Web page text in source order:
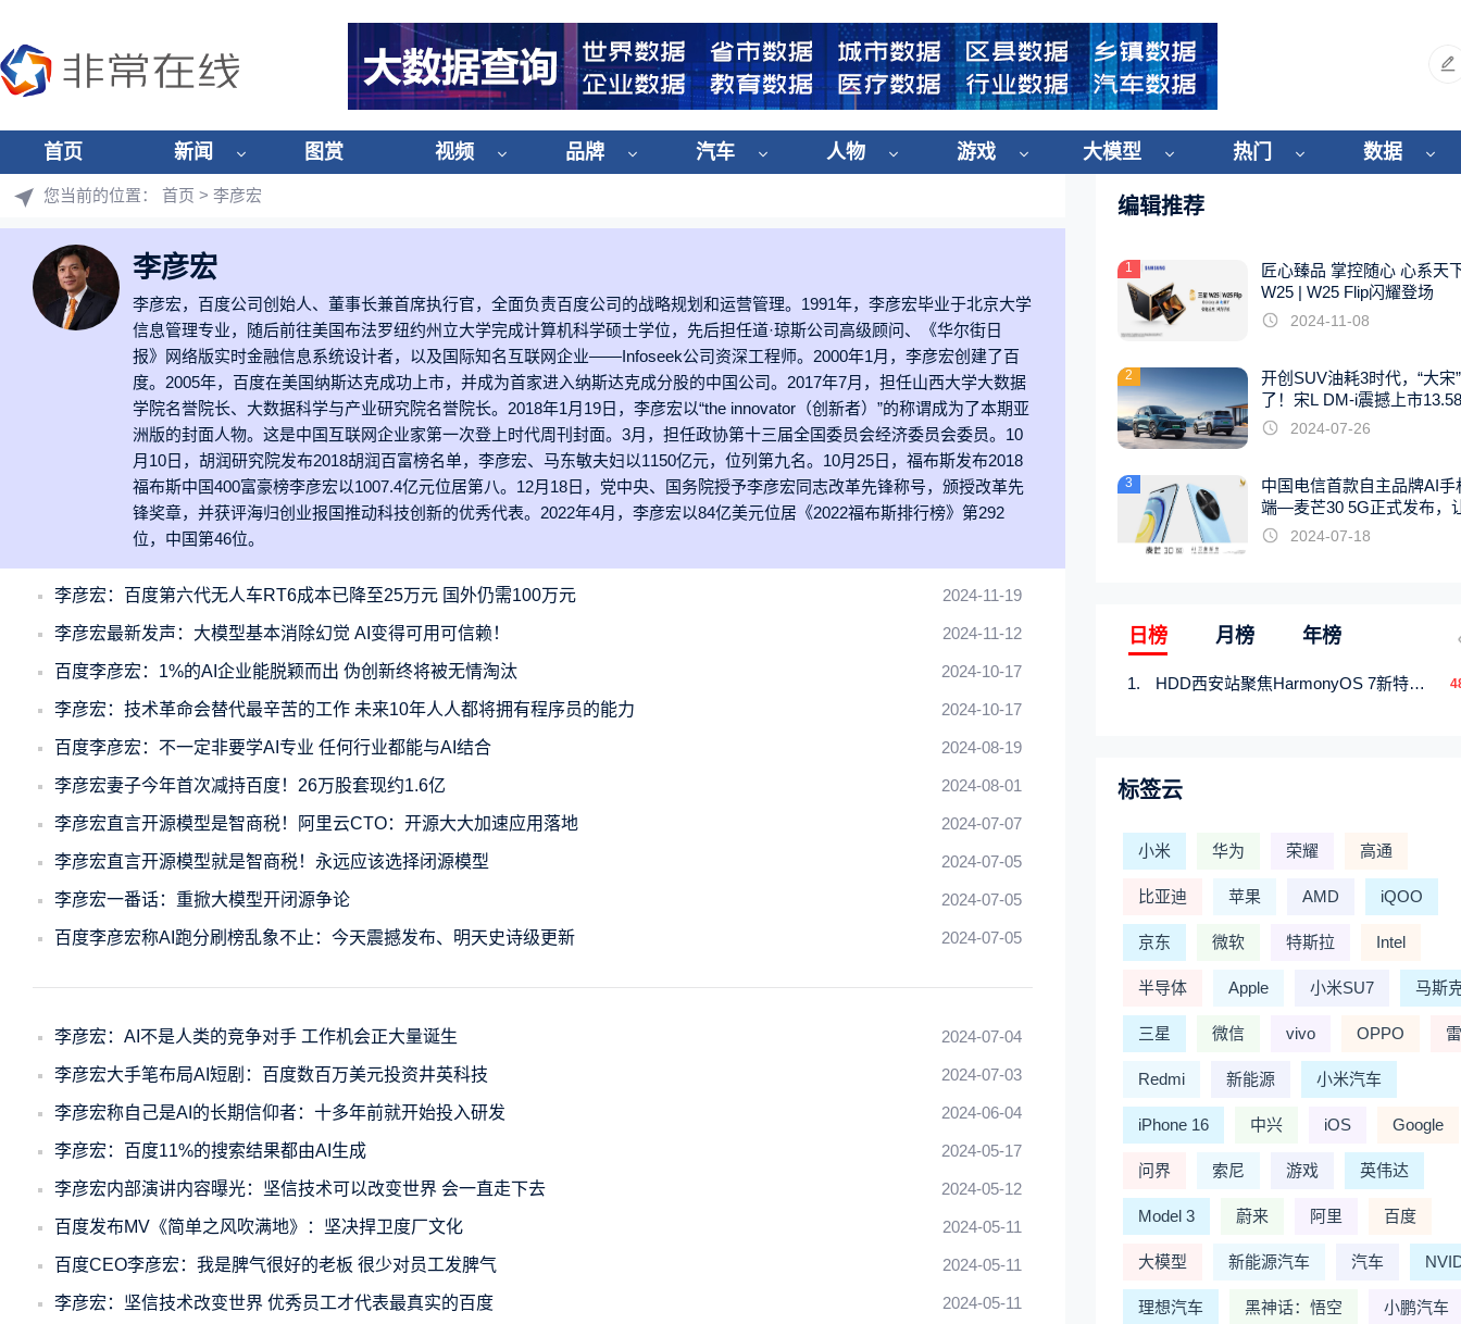
首页 新闻 图赏 视频 品牌 汽车 人物 游戏 大模型 热门 数据
您当前的位置： 首页 > 李彦宏
李彦宏
李彦宏，百度公司创始人、董事长兼首席执行官，全面负责百度公司的战略规划和运营管理。1991年，李彦宏毕业于北京大学
信息管理专业，随后前往美国布法罗纽约州立大学完成计算机科学硕士学位，先后担任道·琼斯公司高级顾问、《华尔街日
报》网络版实时金融信息系统设计者，以及国际知名互联网企业——Infoseek公司资深工程师。2000年1月，李彦宏创建了百
度。2005年，百度在美国纳斯达克成功上市，并成为首家进入纳斯达克成分股的中国公司。2017年7月，担任山西大学大数据
学院名誉院长、大数据科学与产业研究院名誉院长。2018年1月19日，李彦宏以“the innovator（创新者）”的称谓成为了本期亚
洲版的封面人物。这是中国互联网企业家第一次登上时代周刊封面。3月，担任政协第十三届全国委员会经济委员会委员。10
月10日，胡润研究院发布2018胡润百富榜名单，李彦宏、马东敏夫妇以1150亿元，位列第九名。10月25日，福布斯发布2018
福布斯中国400富豪榜李彦宏以1007.4亿元位居第八。12月18日，党中央、国务院授予李彦宏同志改革先锋称号，颁授改革先
锋奖章，并获评海归创业报国推动科技创新的优秀代表。2022年4月，李彦宏以84亿美元位居《2022福布斯排行榜》第292
位，中国第46位。
2024-11-19
李彦宏：百度第六代无人车RT6成本已降至25万元 国外仍需100万元
2024-11-12
李彦宏最新发声：大模型基本消除幻觉 AI变得可用可信赖！
2024-10-17
百度李彦宏：1%的AI企业能脱颖而出 伪创新终将被无情淘汰
2024-10-17
李彦宏：技术革命会替代最辛苦的工作 未来10年人人都将拥有程序员的能力
2024-08-19
百度李彦宏：不一定非要学AI专业 任何行业都能与AI结合
2024-08-01
李彦宏妻子今年首次减持百度！26万股套现约1.6亿
2024-07-07
李彦宏直言开源模型是智商税！阿里云CTO：开源大大加速应用落地
2024-07-05
李彦宏直言开源模型就是智商税！永远应该选择闭源模型
2024-07-05
李彦宏一番话：重掀大模型开闭源争论
2024-07-05
百度李彦宏称AI跑分刷榜乱象不止：今天震撼发布、明天史诗级更新
2024-07-04
李彦宏：AI不是人类的竞争对手 工作机会正大量诞生
2024-07-03
李彦宏大手笔布局AI短剧：百度数百万美元投资井英科技
2024-06-04
李彦宏称自己是AI的长期信仰者：十多年前就开始投入研发
2024-05-17
李彦宏：百度11%的搜索结果都由AI生成
2024-05-12
李彦宏内部演讲内容曝光：坚信技术可以改变世界 会一直走下去
2024-05-11
百度发布MV《简单之风吹满地》：坚决捍卫度厂文化
2024-05-11
百度CEO李彦宏：我是脾气很好的老板 很少对员工发脾气
2024-05-11
李彦宏：坚信技术改变世界 优秀员工才代表最真实的百度
编辑推荐
1
匠心臻品 掌控随心 心系天
W25 | W25 Flip闪耀登场
2024-11-08
2
开创SUV油耗3时代，“大宋
了！宋L DM-i震撼上市
起
2024-07-26
3
中国电信首款自主品牌AI手
端—麦芒30 5G正式发布，
触手可及2024-07-18
日榜 月榜 年榜
HDD西安站聚焦HarmonyOS 7新特性，解锁从互联到智能的应用开发新范式
标签云
小米 华为 荣耀 高通
比亚迪 苹果 AMD iQOO
京东 微软 特斯拉 Intel
半导体 Apple 小米SU7 马斯
三星 微信 vivo OPPO
Redmi 新能源 小米汽车
iPhone 16 中兴 iOS Google
问界 索尼 游戏 英伟达
Model 3 蔚来 阿里 百度
大模型 新能源汽车 汽车
理想汽车 黑神话：悟空 小鹏汽车